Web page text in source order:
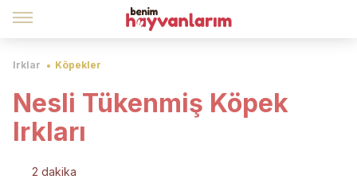
Irklar Köpekler
Nesli Tükenmiş Köpek
Irkları
2 dakika